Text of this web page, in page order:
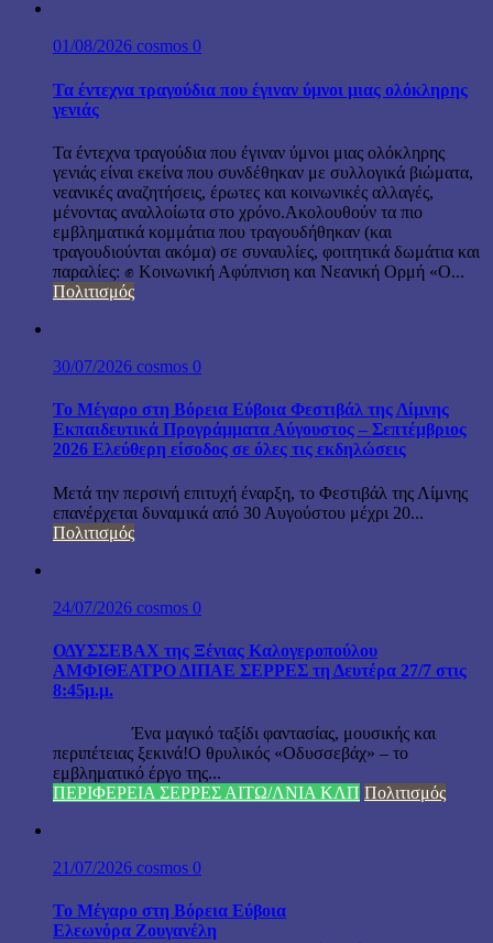
01/08/2026 cosmos 0
Τα έντεχνα τραγούδια που έγιναν ύμνοι μιας ολόκληρης
γενιάς
Τα έντεχνα τραγούδια που έγιναν ύμνοι μιας ολόκληρης
γενιάς είναι εκείνα που συνδέθηκαν με συλλογικά βιώματα,
νεανικές αναζητήσεις, έρωτες και κοινωνικές αλλαγές,
μένοντας αναλλοίωτα στο χρόνο.Ακολουθούν τα πιο
εμβληματικά κομμάτια που τραγουδήθηκαν (και
τραγουδιούνται ακόμα) σε συναυλίες, φοιτητικά δωμάτια και
παραλίες: ✊ Κοινωνική Αφύπνιση και Νεανική Ορμή «Ο...
Πολιτισμός
30/07/2026 cosmos 0
Το Μέγαρο στη Βόρεια Εύβοια Φεστιβάλ της Λίμνης
Εκπαιδευτικά Προγράμματα Αύγουστος – Σεπτέμβριος
2026 Ελεύθερη είσοδος σε όλες τις εκδηλώσεις
Μετά την περσινή επιτυχή έναρξη, το Φεστιβάλ της Λίμνης
επανέρχεται δυναμικά από 30 Αυγούστου μέχρι 20...
Πολιτισμός
24/07/2026 cosmos 0
ΟΔΥΣΣΕΒΑΧ της Ξένιας Καλογεροπούλου
ΑΜΦΙΘΕΑΤΡΟ ΔΙΠΑΕ ΣΕΡΡΕΣ τη Δευτέρα 27/7 στις
8:45μ.μ.
Ένα μαγικό ταξίδι φαντασίας, μουσικής και
περιπέτειας ξεκινά!Ο θρυλικός «Οδυσσεβάχ» – το
εμβληματικό έργο της...
ΠΕΡΙΦΕΡΕΙΑ ΣΕΡΡΕΣ ΑΙΤΩ/ΛΝΙΑ ΚΛΠ Πολιτισμός
21/07/2026 cosmos 0
Το Μέγαρο στη Βόρεια Εύβοια
Ελεωνόρα Ζουγανέλη